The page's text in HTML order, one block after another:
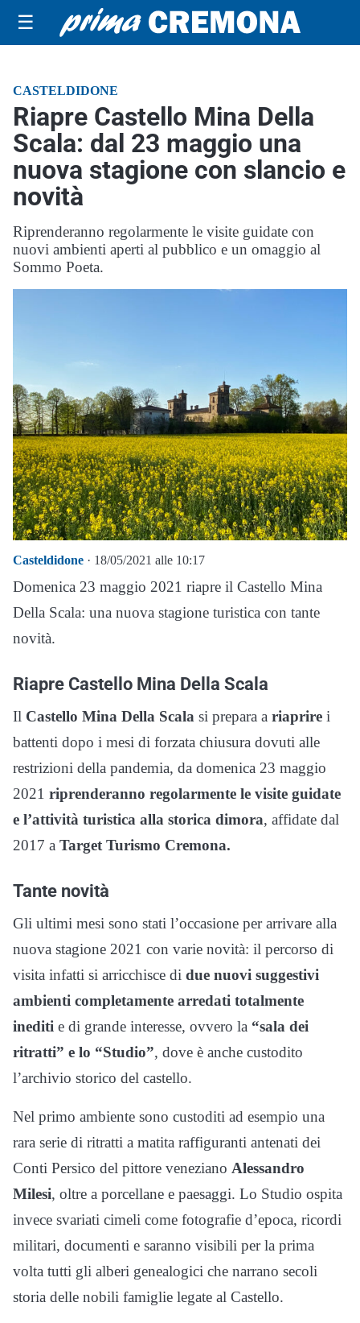
☰
CASTELDIDONE
Riapre Castello Mina Della
Scala: dal 23 maggio una
nuova stagione con slancio e
novità
Riprenderanno regolarmente le visite guidate con
nuovi ambienti aperti al pubblico e un omaggio al
Sommo Poeta.
Casteldidone · 18/05/2021 alle 10:17
Domenica 23 maggio 2021 riapre il Castello Mina
Della Scala: una nuova stagione turistica con tante
novità.
Riapre Castello Mina Della Scala
Il Castello Mina Della Scala si prepara a riaprire i
battenti dopo i mesi di forzata chiusura dovuti alle
restrizioni della pandemia, da domenica 23 maggio
2021 riprenderanno regolarmente le visite guidate
e l’attività turistica alla storica dimora, affidate dal
2017 a Target Turismo Cremona.
Tante novità
Gli ultimi mesi sono stati l’occasione per arrivare alla
nuova stagione 2021 con varie novità: il percorso di
visita infatti si arricchisce di due nuovi suggestivi
ambienti completamente arredati totalmente
inediti e di grande interesse, ovvero la “sala dei
ritratti” e lo “Studio”, dove è anche custodito
l’archivio storico del castello.
Nel primo ambiente sono custoditi ad esempio una
rara serie di ritratti a matita raffiguranti antenati dei
Conti Persico del pittore veneziano Alessandro
Milesi, oltre a porcellane e paesaggi. Lo Studio ospita
invece svariati cimeli come fotografie d’epoca, ricordi
militari, documenti e saranno visibili per la prima
volta tutti gli alberi genealogici che narrano secoli
storia delle nobili famiglie legate al Castello.